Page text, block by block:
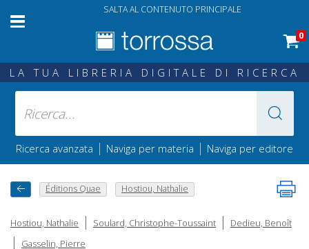
SALTA AL CONTENUTO PRINCIPALE
0
LA TUA LIBRERIA DIGITALE DI RICERCA
Ricerca avanzata | Naviga per materia | Naviga per editore
Éditions Quae Hostiou, Nathalie
Hostiou, Nathalie | Soulard, Christophe-Toussaint | Dedieu, Benoît
| Gasselin, Pierre